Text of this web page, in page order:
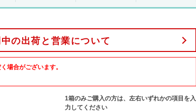
の出荷と営業について
場合がございます。
1箱のみご購入の方は、左右いずれかの項目を入
力してください